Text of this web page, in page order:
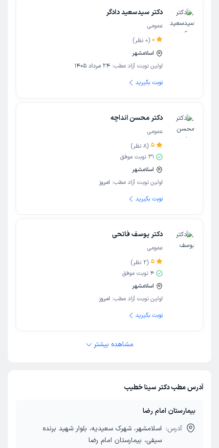
دکتر سیدسعید دادگر
عمومی
0
(
0 نظر)
اسلامشهر
اولین نوبت آزاد مطب: 24 مرداد 1405
نوبت بگیرید
دکتر محسن انداچه
عمومی
5
(
8 نظر)
31 نوبت موفق
اسلامشهر
اولین نوبت آزاد مطب: امروز
نوبت بگیرید
دکتر یوسف فاتحی
عمومی
5
(
2 نظر)
4 نوبت موفق
اسلامشهر
اولین نوبت آزاد مطب: امروز
نوبت بگیرید
مشاهده بیشتر
آدرس مطب دکتر سینا خطیب
بیمارستان امام رضا
آدرس: اسلامشهر، شهرک سعیدیه، بلوار شهید برنده
سیفی، بیمارستان امام رضا